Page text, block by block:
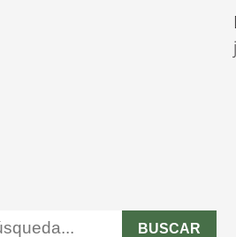
BUSCAR